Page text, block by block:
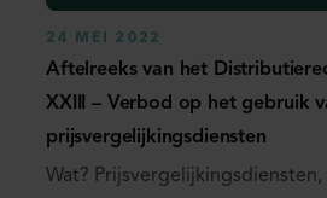
24 MEI 2022
Aftelreeks van het
XXIII – Verbod op het gebruik
prijsvergelijkingsdiensten
Wat? Prijsvergelijkingsdiensten,